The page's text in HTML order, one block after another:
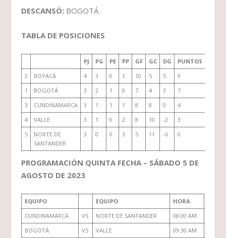
DESCANSÓ: BOGOTÁ
TABLA DE POSICIONES
PJ PG PE PP GF GC DG
PUNTOS
2
BOYACÁ 4 3 0 1 10 5 5
9
1
BOGOTÁ 3 2 1 0 7 4 3
7
3
CUNDINAMARCA 3 1 1 1 8 8 0
4
4
VALLE 3 1 0 2 8 10 -2
3
5
NORTE DE
SANTANDER
3 0 0 3 5 11 -6 0
PROGRAMACIÓN QUINTA FECHA – SÁBADO 5 DE
AGOSTO DE 2023
EQUIPO EQUIPO
HORA
CUNDINAMARCA
VS NORTE DE SANTANDER
08:00 AM
BOGOTÁ
VS VALLE 09:30 AM